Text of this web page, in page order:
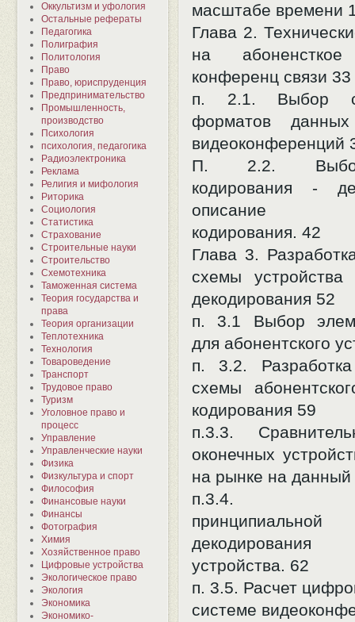
Оккультизм и уфология
Остальные рефераты
Педагогика
Полиграфия
Политология
Право
Право, юриспруденция
Предпринимательство
Промышленность,
производство
Психология
психология, педагогика
Радиоэлектроника
Реклама
Религия и мифология
Риторика
Социология
Статистика
Страхование
Строительные науки
Строительство
Схемотехника
Таможенная система
Теория государства и
права
Теория организации
Теплотехника
Технология
Товароведение
Транспорт
Трудовое право
Туризм
Уголовное право и
процесс
Управление
Управленческие науки
Физика
Физкультура и спорт
Философия
Финансовые науки
Финансы
Фотография
Химия
Хозяйственное право
Цифровые устройства
Экологическое право
Экология
Экономика
Экономико-
масштабе времени
Глава 2.
на абоненсткое
конференц связи 33
п. 2.1. Выбор
форматов
видеоконференций
П. 2.2.
кодирования -
описание
кодирования. 42
Глава 3.
схемы устройства
декодирования 52
п. 3.1 Выбор
для абонентского
п. 3.2. Разработка
схемы
кодирования 59
п.3.3.
оконечных
на рынке на
п.3.4.
декодирования
устройства. 62
п. 3.5. Расчет
системе